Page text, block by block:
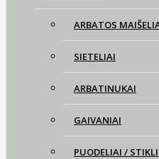
ARBATOS
SIETELIAI
ARBATINUKAI
GAIVANIAI
PUODELIAI /